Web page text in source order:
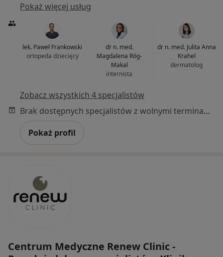
Pokaż więcej usług
lek. Paweł Frankowski
ortopeda dziecięcy
dr n. med.
Magdalena Róg-
Makal
internista
dr n. med. Julita Anna
Krahel
dermatolog
Zobacz wszystkich 4 specjalistów
Brak dostępnych specjalistów z wolnymi terminami w tym centrum medycznym.
Pokaż profil
Centrum Medyczne Renew Clinic -